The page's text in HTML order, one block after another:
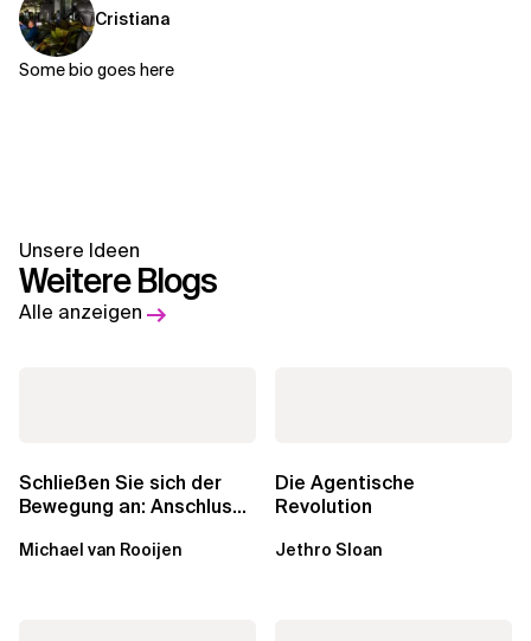
Cristiana
Some bio goes here
Unsere Ideen
Weitere Blogs
Alle anzeigen
Schließen Sie sich der
Bewegung an: Anschluss
Michael van Rooijen
Die Agentische
Revolution
Jethro Sloan